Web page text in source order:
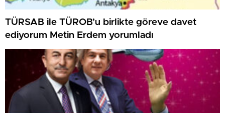
TÜRSAB ile TÜROB’u birlikte göreve davet
ediyorum Metin Erdem yorumladı